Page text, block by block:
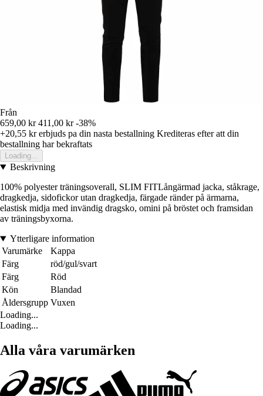
Från
659,00 kr 411,00 kr -38%
+20,55 krerbjuds pa din nasta bestallning Krediteras efter att din
bestallning har bekraftats
Loading...
Beskrivning
100% polyester träningsoverall, SLIM FITLångärmad jacka, ståkrage,
dragkedja, sidofickor utan dragkedja, färgade ränder på ärmarna,
elastisk midja med invändig dragsko, omini på bröstet och framsidan
av träningsbyxorna.
Ytterligare information
Varumärke
Kappa
Färg
röd/gul/svart
Färg
Röd
Kön
Blandad
Åldersgrupp Vuxen
Loading...
Loading...
Alla våra varumärken